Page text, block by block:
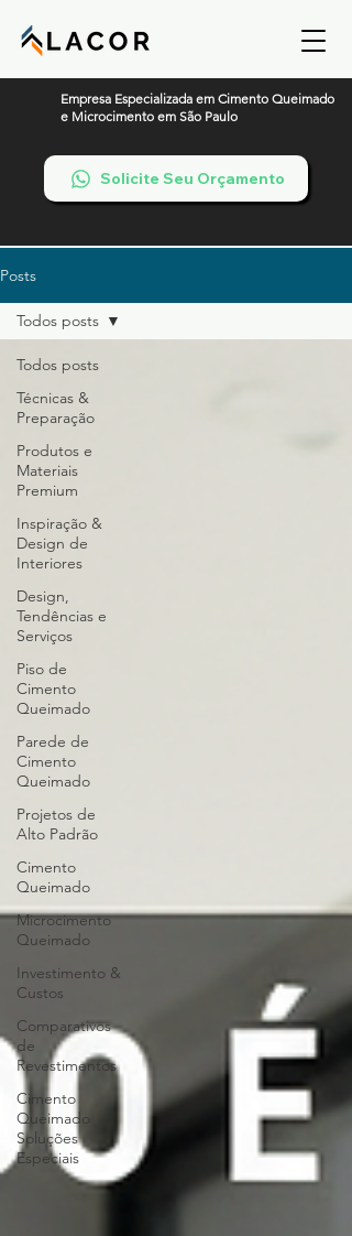
Empresa Especializada em Cimento Queimado
e Microcimento em São Paulo
Solicite Seu Orçamento
Posts
Todos posts
Técnicas &
Preparação
Produtos e
Materiais
Premium
Inspiração &
Design de
Interiores
Design,
Tendências e
Serviços
Piso de
Cimento
Queimado
Parede de
Cimento
Queimado
Projetos de
Alto Padrão
Cimento
Queimado
Microcimento
Queimado
Investimento &
Custos
Comparativos
de
Revestimentos
Cimento
Queimado
Soluções
Especiais
Todos posts